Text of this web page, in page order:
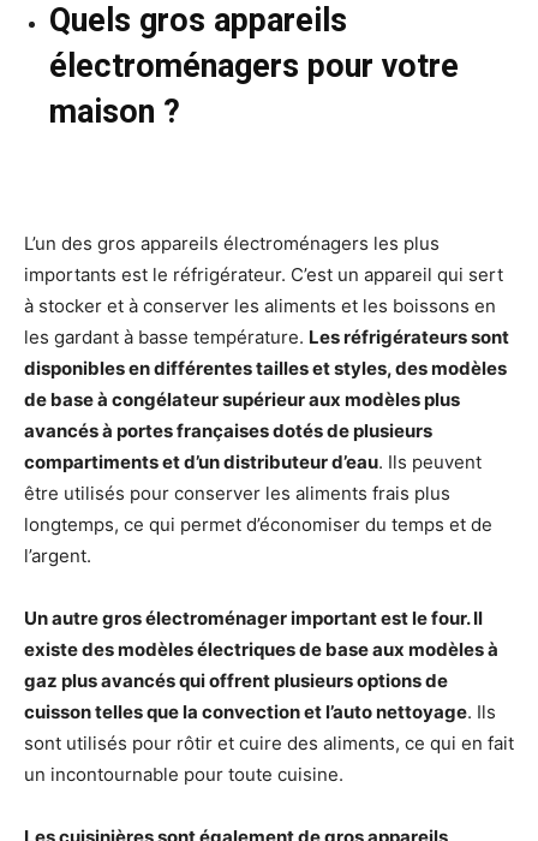
Quels gros appareils
électroménagers pour votre
maison ?
L’un des gros appareils électroménagers les plus
importants est le réfrigérateur. C’est un appareil qui sert
à stocker et à conserver les aliments et les boissons en
les gardant à basse température. Les réfrigérateurs sont
disponibles en différentes tailles et styles, des modèles
de base à congélateur supérieur aux modèles plus
avancés à portes françaises dotés de plusieurs
compartiments et d’un distributeur d’eau. Ils peuvent
être utilisés pour conserver les aliments frais plus
longtemps, ce qui permet d’économiser du temps et de
l’argent.
Un autre gros électroménager important est le four. Il
existe des modèles électriques de base aux modèles à
gaz plus avancés qui offrent plusieurs options de
cuisson telles que la convection et l’auto nettoyage. Ils
sont utilisés pour rôtir et cuire des aliments, ce qui en fait
un incontournable pour toute cuisine.